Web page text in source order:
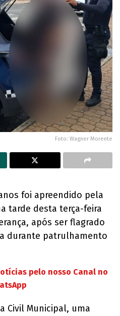
Foto: Wagner Morente
foi apreendido pela
tarde desta terça-feira
após ser flagrado
durante patrulhamento
pelo nosso Canal no
Civil Municipal, uma